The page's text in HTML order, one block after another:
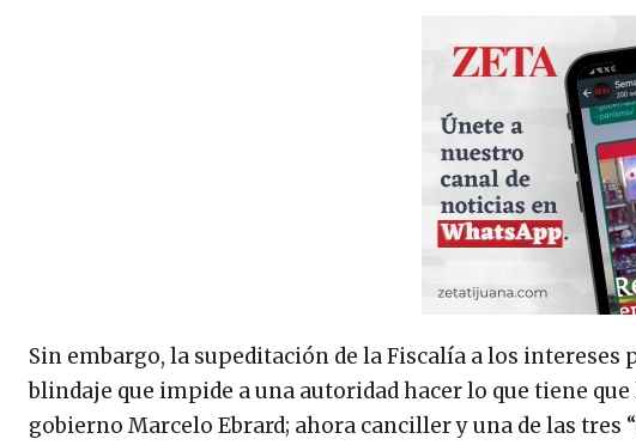
Sin embargo, la supeditación de la Fiscalía a los
blindaje que impide a una autoridad hacer lo que tiene
gobierno Marcelo Ebrard; ahora canciller y una de las